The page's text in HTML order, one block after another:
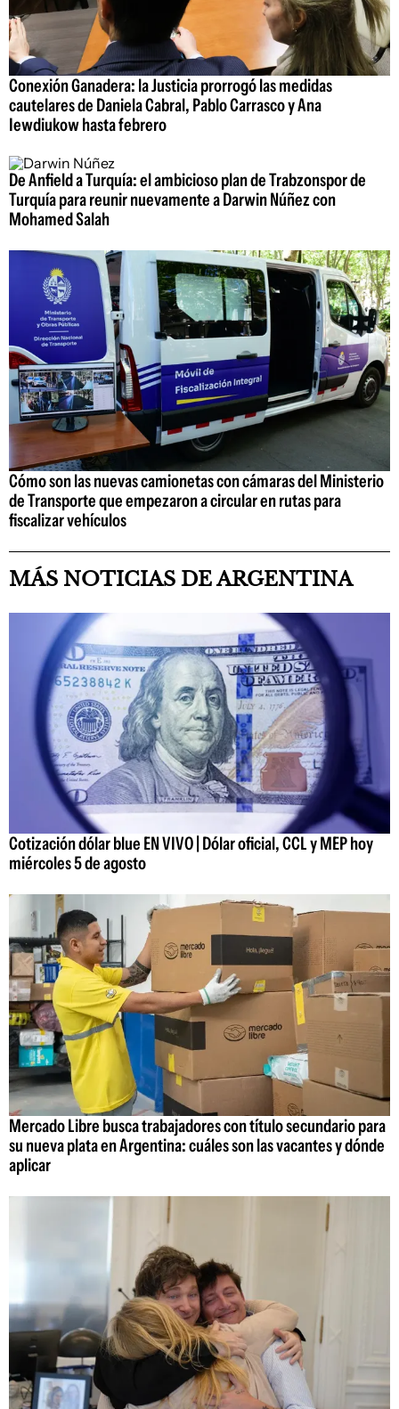
Conexión Ganadera: la Justicia prorrogó las medidas
cautelares de Daniela Cabral, Pablo Carrasco y Ana
Iewdiukow hasta febrero
De Anfield a Turquía: el ambicioso plan de Trabzonspor de
Turquía para reunir nuevamente a Darwin Núñez con
Mohamed Salah
Cómo son las nuevas camionetas con cámaras del Ministerio
de Transporte que empezaron a circular en rutas para
fiscalizar vehículos
MÁS NOTICIAS DE ARGENTINA
Cotización dólar blue EN VIVO | Dólar oficial, CCL y MEP hoy
miércoles 5 de agosto
Mercado Libre busca trabajadores con título secundario para
su nueva plata en Argentina: cuáles son las vacantes y dónde
aplicar